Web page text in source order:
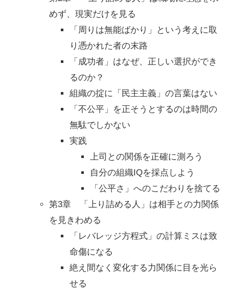
めず、現実だけを見る
「周りは無能ばかり」という考えに取
り憑かれた者の末路
「成功者」はなぜ、正しい選択ができ
るのか？
組織の掟に「民主主義」の言葉はない
「不公平」を正そうとするのは時間の
無駄でしかない
実践
上司との関係を正確に測ろう
自分の組織IQを採点しよう
「公平さ」へのこだわりを捨てる
第3章 「上り詰める人」は相手との力関係
を見きわめる
「レバレッジ方程式」の計算ミスは致
命傷になる
絶え間なく変化する力関係に目を光ら
せる